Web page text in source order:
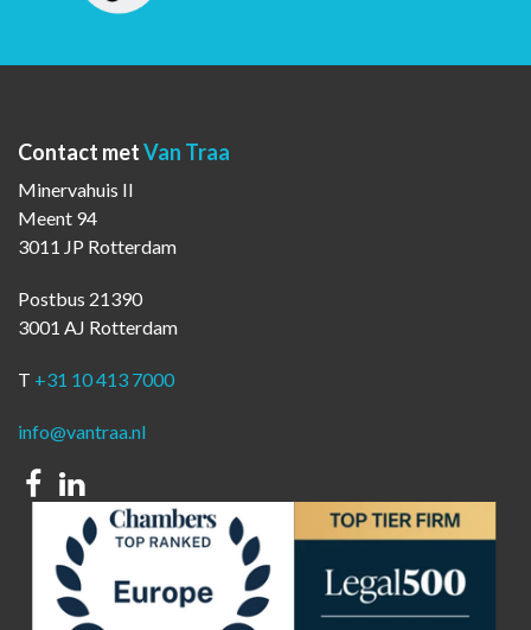
Contact metVan Traa
Minervahuis II
Meent 94
3011 JP Rotterdam
Postbus 21390
3001 AJ Rotterdam
T +31 10 413 7000
info@vantraa.nl
Facebook
Linkedin